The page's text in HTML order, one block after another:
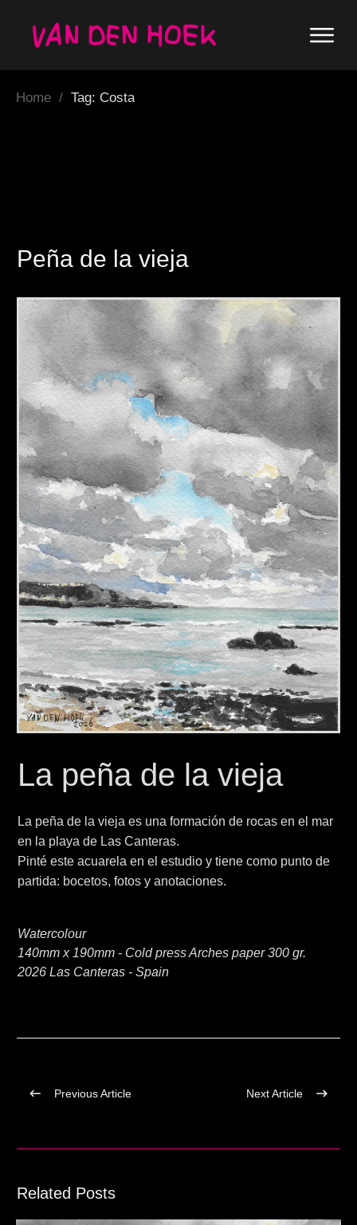
Home / Tag: Costa
Peña de la vieja
La peña de la vieja
La peña de la vieja es una formación de rocas en el mar
en la playa de Las Canteras.
Pinté este acuarela en el estudio y tiene como punto de
partida: bocetos, fotos y anotaciones.
Watercolour
140mm x 190mm - Cold press Arches paper 300 gr.
2026 Las Canteras - Spain
Previous Article Next Article
Related Posts